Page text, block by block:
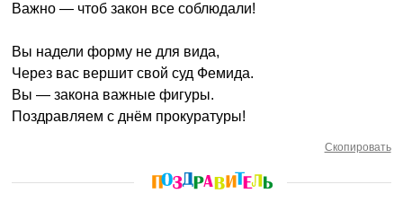
Важно — чтоб закон все соблюдали!
Вы надели форму не для вида,
Через вас вершит свой суд Фемида.
Вы — закона важные фигуры.
Поздравляем с днём прокуратуры!
Скопировать